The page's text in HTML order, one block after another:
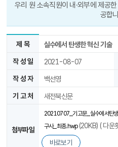
우리 원 소속직원이 내·외부에 제공
공합
제 목 실수에서 탄생한 혁신 기술
작 성 일 2021-08-07
작 성 자 백선영
기 고 처 새전북신문
첨부파일
20210707_기고문_실수에서탄
구사_최종.hwp(20KB) ( 다
바로보기